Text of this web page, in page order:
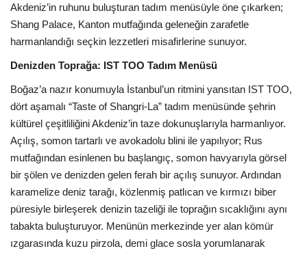
Akdeniz’in ruhunu buluşturan tadım menüsüyle öne çıkarken;
Shang Palace, Kanton mutfağında geleneğin zarafetle
harmanlandığı seçkin lezzetleri misafirlerine sunuyor.
Denizden Toprağa: IST TOO Tadım Menüsü
Boğaz’a nazır konumuyla İstanbul’un ritmini yansıtan IST TOO,
dört aşamalı “Taste of Shangri-La” tadım menüsünde şehrin
kültürel çeşitliliğini Akdeniz’in taze dokunuşlarıyla harmanlıyor.
Açılış, somon tartarlı ve avokadolu blini ile yapılıyor; Rus
mutfağından esinlenen bu başlangıç, somon havyarıyla görsel
bir şölen ve denizden gelen ferah bir açılış sunuyor. Ardından
karamelize deniz tarağı, közlenmiş patlıcan ve kırmızı biber
püresiyle birleşerek denizin tazeliği ile toprağın sıcaklığını aynı
tabakta buluşturuyor. Menünün merkezinde yer alan kömür
ızgarasında kuzu pirzola, demi glace sosla yorumlanarak